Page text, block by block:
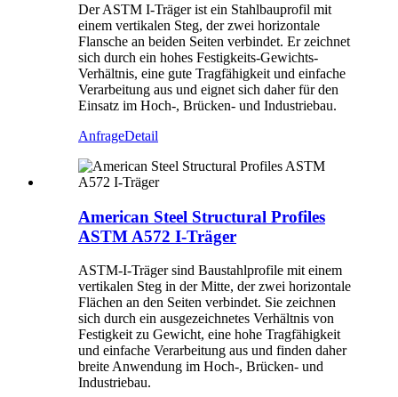
Der ASTM I-Träger ist ein Stahlbauprofil mit
einem vertikalen Steg, der zwei horizontale
Flansche an beiden Seiten verbindet. Er zeichnet
sich durch ein hohes Festigkeits-Gewichts-
Verhältnis, eine gute Tragfähigkeit und einfache
Verarbeitung aus und eignet sich daher für den
Einsatz im Hoch-, Brücken- und Industriebau.
AnfrageDetail
American Steel Structural Profiles
ASTM A572 I-Träger
ASTM-I-Träger sind Baustahlprofile mit einem
vertikalen Steg in der Mitte, der zwei horizontale
Flächen an den Seiten verbindet. Sie zeichnen
sich durch ein ausgezeichnetes Verhältnis von
Festigkeit zu Gewicht, eine hohe Tragfähigkeit
und einfache Verarbeitung aus und finden daher
breite Anwendung im Hoch-, Brücken- und
Industriebau.